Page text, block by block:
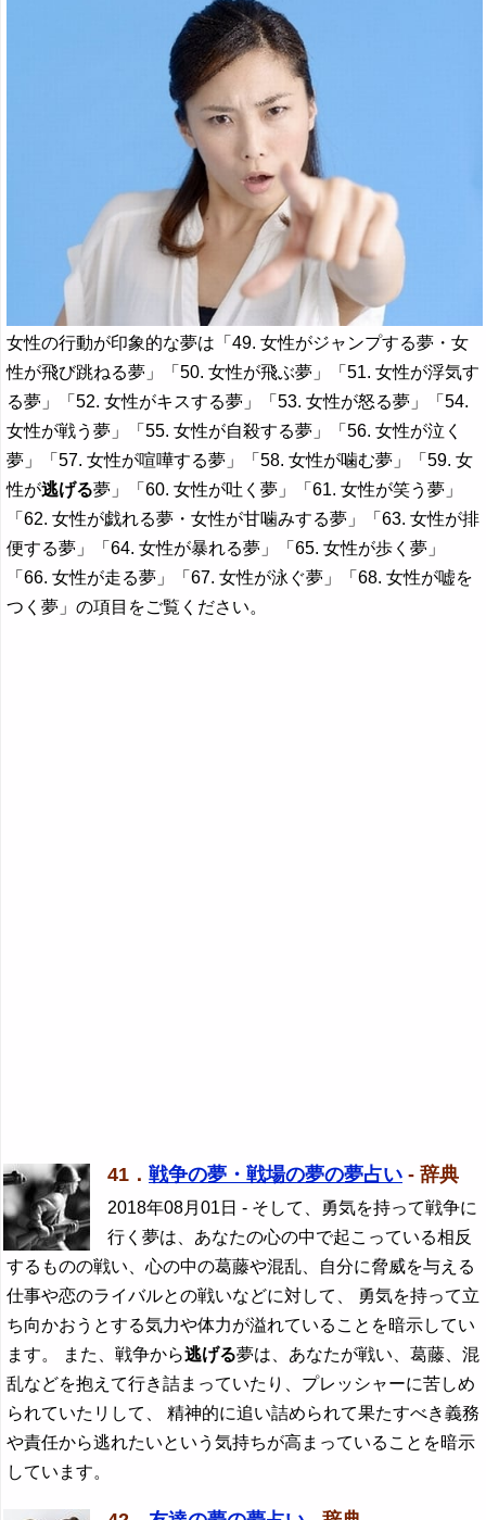
女性の行動が印象的な夢は「49. 女性がジャンプする夢・女
性が飛び跳ねる夢」「50. 女性が飛ぶ夢」「51. 女性が浮気す
る夢」「52. 女性がキスする夢」「53. 女性が怒る夢」「54.
女性が戦う夢」「55. 女性が自殺する夢」「56. 女性が泣く
夢」「57. 女性が喧嘩する夢」「58. 女性が噛む夢」「59. 女
性が逃げる夢」「60. 女性が吐く夢」「61. 女性が笑う夢」
「62. 女性が戯れる夢・女性が甘噛みする夢」「63. 女性が排
便する夢」「64. 女性が暴れる夢」「65. 女性が歩く夢」
「66. 女性が走る夢」「67. 女性が泳ぐ夢」「68. 女性が嘘を
つく夢」の項目をご覧ください。
41． 戦争の夢・戦場の夢の夢占い - 辞典
2018年08月01日 - そして、勇気を持って戦争に
行く夢は、あなたの心の中で起こっている相反
するものの戦い、心の中の葛藤や混乱、自分に脅威を与える
仕事や恋のライバルとの戦いなどに対して、 勇気を持って立
ち向かおうとする気力や体力が溢れていることを暗示してい
ます。 また、戦争から逃げる夢は、あなたが戦い、葛藤、混
乱などを抱えて行き詰まっていたり、プレッシャーに苦しめ
られていたリして、 精神的に追い詰められて果たすべき義務
や責任から逃れたいという気持ちが高まっていることを暗示
しています。